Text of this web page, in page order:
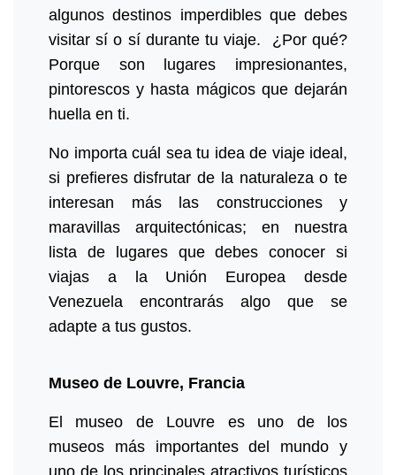
algunos destinos imperdibles que debes
visitar sí o sí durante tu viaje. ¿Por qué?
Porque son lugares impresionantes,
pintorescos y hasta mágicos que dejarán
huella en ti.
No importa cuál sea tu idea de viaje ideal,
si prefieres disfrutar de la naturaleza o te
interesan más las construcciones y
maravillas arquitectónicas; en nuestra
lista de lugares que debes conocer si
viajas a la Unión Europea desde
Venezuela encontrarás algo que se
adapte a tus gustos.
Museo de Louvre, Francia
El museo de Louvre es uno de los
museos más importantes del mundo y
uno de los principales atractivos turísticos